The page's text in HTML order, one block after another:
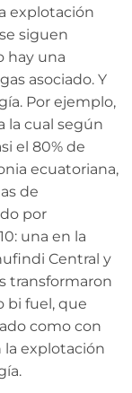
explotación
siguen
hay una
asociado. Y
Por ejemplo,
la cual según
el 80% de
ecuatoriana,
de
por
una en la
Central y
transformaron
bi fuel, que
como con
la explotación